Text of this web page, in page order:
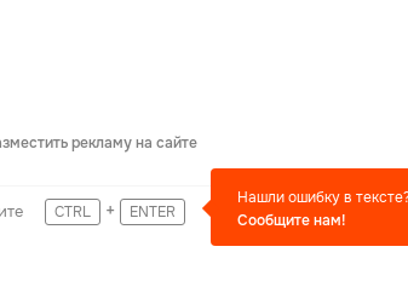
рекламу на сайте
CTRL + ENTER
Нашли ошибку в
Сообщите нам!